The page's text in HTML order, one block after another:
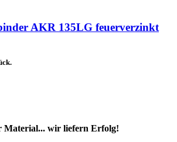
AKR 135LG feuerverzinkt
wir liefern Erfolg!